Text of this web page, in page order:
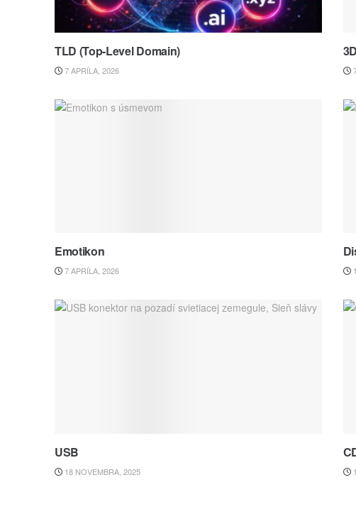
TLD (Top-Level Domain)
7 APRÍLA, 2026
Emotikon
7 APRÍLA, 2026
USB
18 NOVEMBRA, 2025